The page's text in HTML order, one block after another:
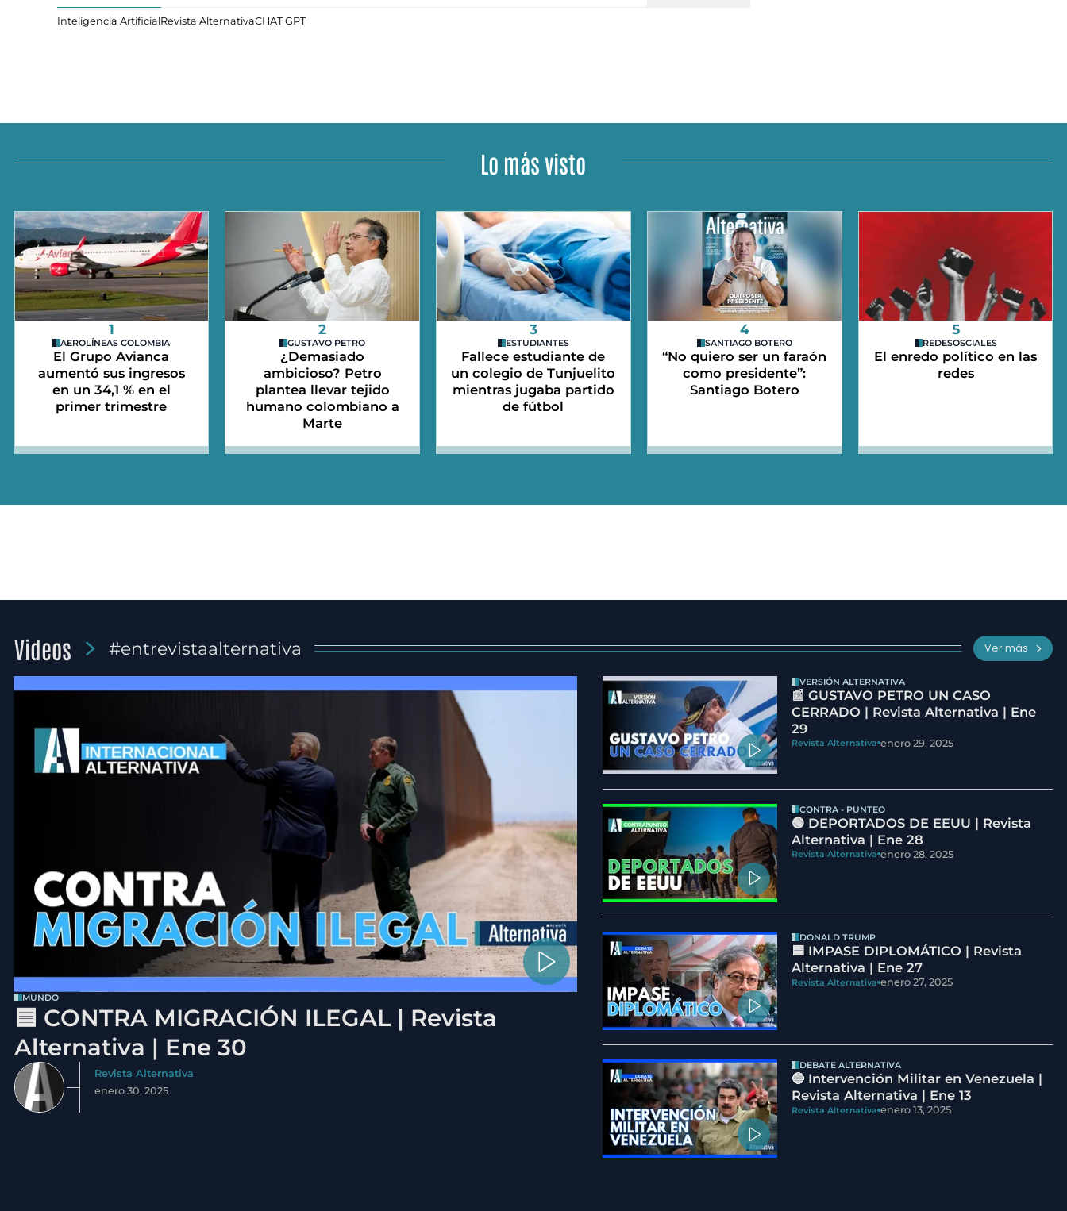
Inteligencia ArtificialRevista AlternativaCHAT GPT
Lo más visto
1
AEROLÍNEAS COLOMBIA
El Grupo Avianca
aumentó sus ingresos
en un 34,1 % en el
primer trimestre
2
GUSTAVO PETRO
¿Demasiado
ambicioso? Petro
plantea llevar tejido
humano colombiano a
Marte
3
ESTUDIANTES
Fallece estudiante de
un colegio de Tunjuelito
mientras jugaba partido
de fútbol
4
SANTIAGO BOTERO
“No quiero ser un faraón
como presidente”:
Santiago Botero
5
REDESOSCIALES
El enredo político en las
redes
Videos #entrevistaalternativa Ver más
MUNDO
🟦 CONTRA MIGRACIÓN ILEGAL | Revista
Alternativa | Ene 30
Revista Alternativa
enero 30, 2025
VERSIÓN ALTERNATIVA
📰 GUSTAVO PETRO UN CASO
CERRADO | Revista Alternativa | Ene
29
Revista Alternativa enero 29, 2025
CONTRA - PUNTEO
🟢 DEPORTADOS DE EEUU | Revista
Alternativa | Ene 28
Revista Alternativa enero 28, 2025
DONALD TRUMP
🟦 IMPASE DIPLOMÁTICO | Revista
Alternativa | Ene 27
Revista Alternativa enero 27, 2025
DEBATE ALTERNATIVA
🔵 Intervención Militar en Venezuela |
Revista Alternativa | Ene 13
Revista Alternativa enero 13, 2025